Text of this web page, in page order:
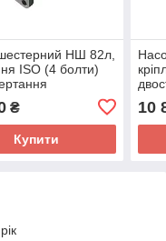
НШ 82л,
ISO (4 болти)
₴
Купити
10